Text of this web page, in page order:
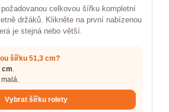
požadovanou celkovou šířku kompletní
držáků. Klikněte na první nabízenou
je stejná nebo větší.
šířku 51,3 cm?
cm.
Vybrat šířku rolety